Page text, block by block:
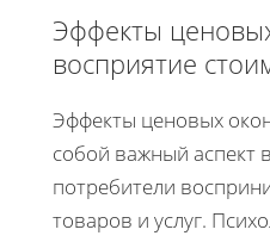
Эффекты
восприятие
Эффекты ценовых
собой важный аспект
потребители
товаров и услуг.